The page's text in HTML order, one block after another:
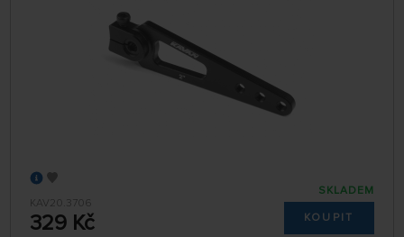
KAV20.3706
329 Kč
SKLADEM
KOUPIT